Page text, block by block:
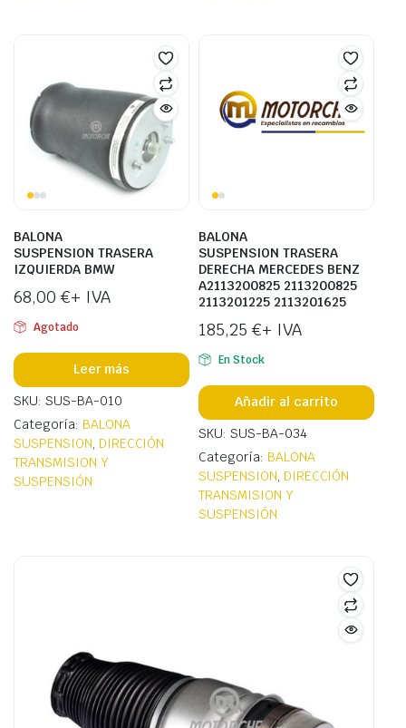
BALONA
SUSPENSION TRASERA
IZQUIERDA BMW
68,00 €+ IVA
Agotado
Leer más
SKU: SUS-BA-010
Categoría: BALONA
SUSPENSION, DIRECCIÓN
TRANSMISION Y
SUSPENSIÓN
BALONA
SUSPENSION TRASERA
DERECHA MERCEDES BENZ
A2113200825 2113200825
2113201225 2113201625
185,25 €+ IVA
En Stock
Añadir al carrito
SKU: SUS-BA-034
Categoría: BALONA
SUSPENSION, DIRECCIÓN
TRANSMISION Y
SUSPENSIÓN